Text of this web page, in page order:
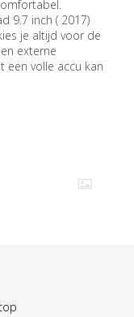
9.7 inch ( 2017)
je altijd voor de
externe
een volle accu kan